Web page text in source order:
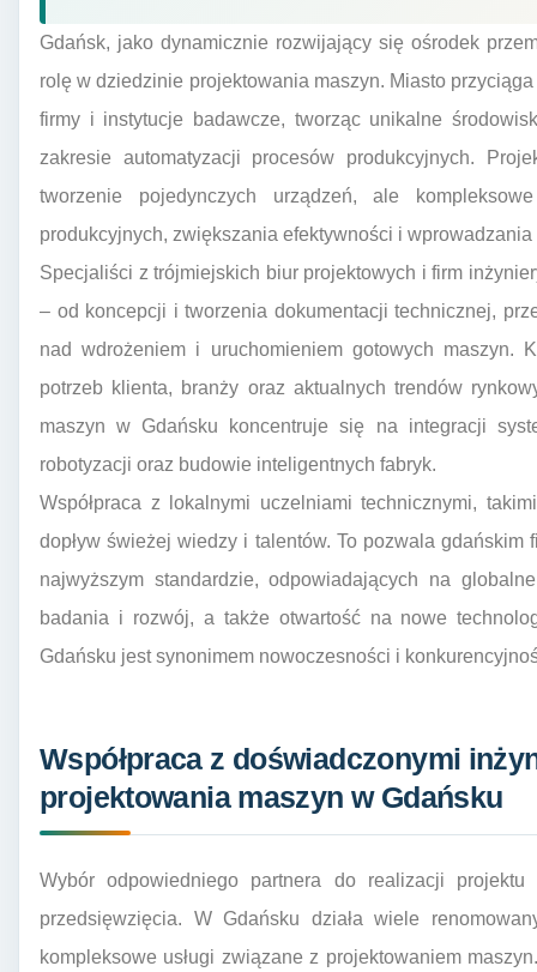
Gdańsk, jako dynamicznie rozwijający się ośrodek
rolę w dziedzinie projektowania maszyn. Miasto
firmy i instytucje badawcze, tworząc unikalne
zakresie automatyzacji procesów produkcyjnych.
tworzenie pojedynczych urządzeń, ale
produkcyjnych, zwiększania efektywności i
Specjaliści z trójmiejskich biur projektowych i firm
– od koncepcji i tworzenia dokumentacji technicznej,
nad wdrożeniem i uruchomieniem gotowych maszyn.
potrzeb klienta, branży oraz aktualnych trendów
maszyn w Gdańsku koncentruje się na integracji
robotyzacji oraz budowie inteligentnych fabryk.
Współpraca z lokalnymi uczelniami technicznymi,
dopływ świeżej wiedzy i talentów. To pozwala
najwyższym standardzie, odpowiadających na
badania i rozwój, a także otwartość na nowe
Gdańsku jest synonimem nowoczesności i
Współpraca z doświadczonymi
projektowania maszyn w Gdańsku
Wybór odpowiedniego partnera do realizacji
przedsięwzięcia. W Gdańsku działa wiele
kompleksowe usługi związane z projektowaniem